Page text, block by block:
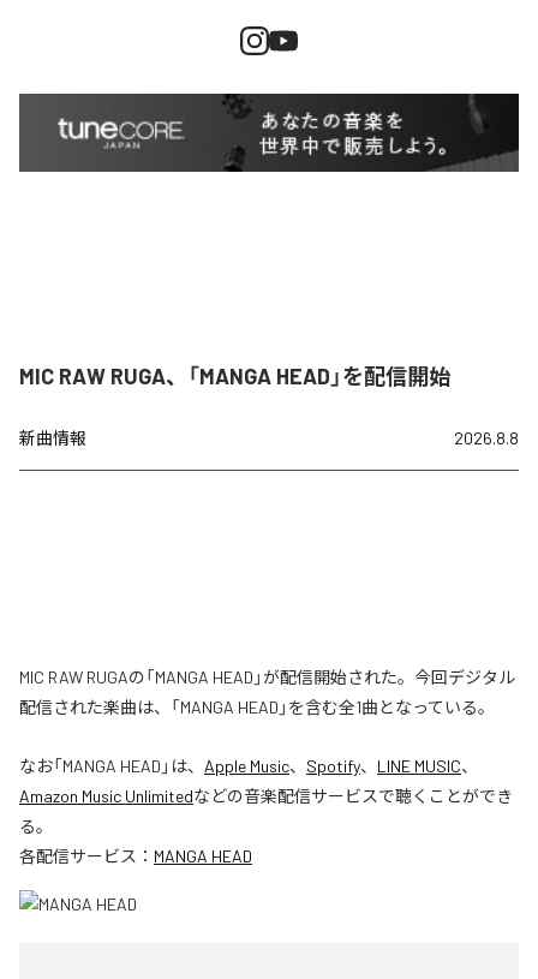
MIC RAW RUGA、「MANGA HEAD」を配信開始
新曲情報 2026.8.8
MIC RAW RUGAの「MANGA HEAD」が配信開始された。今回デジタル
配信された楽曲は、「MANGA HEAD」を含む全1曲となっている。
なお「MANGA HEAD 」は、 Apple Music、 Spotify、 LINE MUSIC、
Amazon Music Unlimitedなどの音楽配信サービスで聴くことができ
る。
各配信サービス： MANGA HEAD